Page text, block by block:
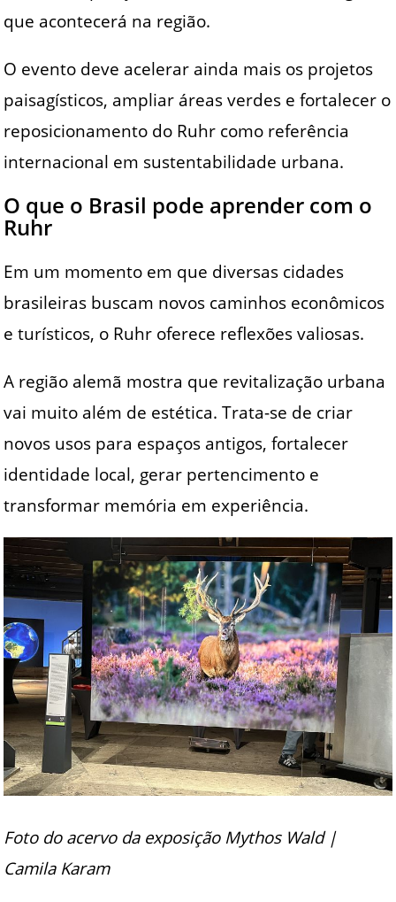
que acontecerá na região.
O evento deve acelerar ainda mais os projetos
paisagísticos, ampliar áreas verdes e fortalecer o
reposicionamento do Ruhr como referência
internacional em sustentabilidade urbana.
O que o Brasil pode aprender com o
Ruhr
Em um momento em que diversas cidades
brasileiras buscam novos caminhos econômicos
e turísticos, o Ruhr oferece reflexões valiosas.
A região alemã mostra que revitalização urbana
vai muito além de estética. Trata-se de criar
novos usos para espaços antigos, fortalecer
identidade local, gerar pertencimento e
transformar memória em experiência.
Foto do acervo da exposição Mythos Wald |
Camila Karam